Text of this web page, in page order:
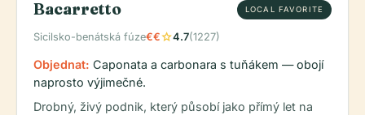
Bacarretto LOCAL FAVORITE
Sicilsko-benátská fúze€€star4.7(1227)
Objednat: Caponata a carbonara s tuňákem — obojí
naprosto výjimečné.
Drobný, živý podnik, který působí jako přímý let na